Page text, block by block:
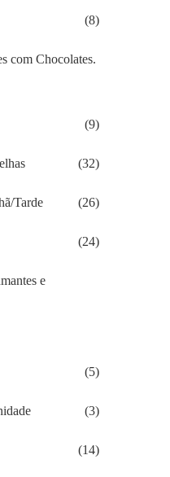
(8)
com Chocolates.
(9)
(32)
Tarde (26)
(24)
e
(5)
(3)
(14)